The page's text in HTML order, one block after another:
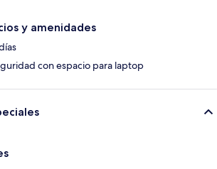
y amenidades
con espacio para laptop